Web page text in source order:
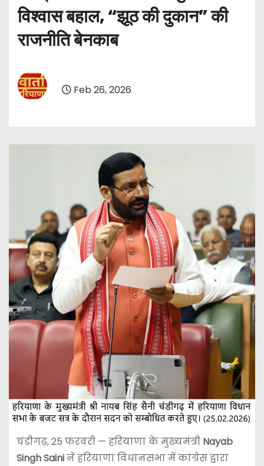
विश्वास बहाल, “झूठ की दुकान” की
राजनीति बेनकाब
Feb 26, 2026
चंडीगढ़, 25 फरवरी — हरियाणा के मुख्यमंत्री Nayab
Singh Sainiने हरियाणा विधानसभा में कांग्रेस द्वारा